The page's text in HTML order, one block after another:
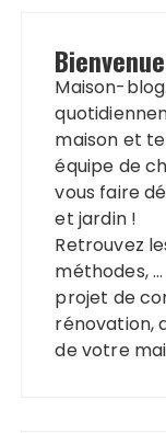
Bienvenue
Maison-
maison et
équipe de
vous faire
et jardin !
Retrouvez
méthodes,
projet de
rénovation,
de votre